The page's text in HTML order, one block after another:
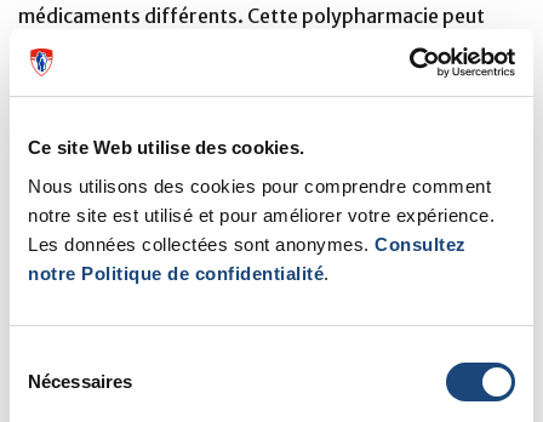
Ce site Web utilise des cookies.
Nous utilisons des cookies pour comprendre comment
notre site est utilisé et pour améliorer votre expérience.
Les données collectées sont anonymes. Consultez
notre Politique de confidentialité.
Nécessaires
médicaments différents. Cette polypharmacie peut
être responsable d’effets secondaires comme des
troubles de mémoire ou d’équilibre. La déprescription
proposera un tri. Ce processus, qui peut être
chronophage, requiert des connaissances
professionnelles. MedSafer est une application qui
contribue à orienter cet examen en fournissant de
l’information scientifique sur les effets indésirables et
bénéfiques de chaque médicament et en donnant des